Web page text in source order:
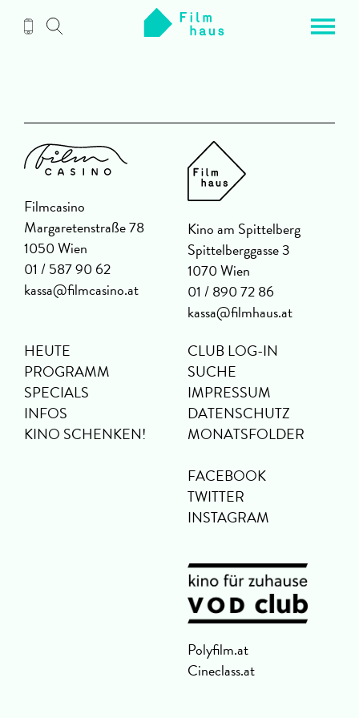
Inhalt
Filmcasino
Margaretenstraße 78
1050 Wien
01 / 587 90 62
kassa@filmcasino.at
Kino am Spittelberg
Spittelberggasse 3
1070 Wien
01 / 890 72 86
kassa@filmhaus.at
HEUTE
PROGRAMM
SPECIALS
INFOS
KINO SCHENKEN!
CLUB LOG-IN
SUCHE
IMPRESSUM
DATENSCHUTZ
MONATSFOLDER
FACEBOOK
TWITTER
INSTAGRAM
Polyfilm.at
Cineclass.at